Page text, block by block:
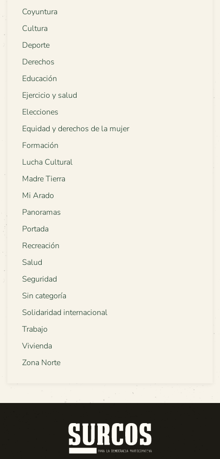
Coyuntura
Cultura
Deporte
Derechos
Educación
Ejercicio y salud
Elecciones
Equidad y derechos de la mujer
Formación
Lucha Cultural
Madre Tierra
Mi Arado
Panoramas
Portada
Recreación
Salud
Seguridad
Sin categoría
Solidaridad internacional
Trabajo
Vivienda
Zona Norte